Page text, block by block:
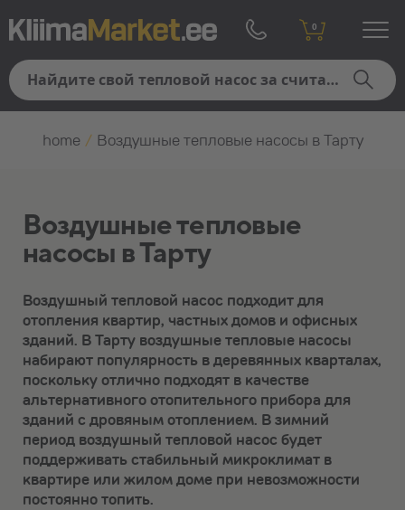
0
home / Воздушные тепловые насосы в Тарту
Воздушные тепловые
насосы в Тарту
Воздушный тепловой насос подходит для
отопления квартир, частных домов и офисных
зданий. В Тарту воздушные тепловые насосы
набирают популярность в деревянных кварталах,
поскольку отлично подходят в качестве
альтернативного отопительного прибора для
зданий с дровяным отоплением. В зимний
период воздушный тепловой насос будет
поддерживать стабильный микроклимат в
квартире или жилом доме при невозможности
постоянно топить.